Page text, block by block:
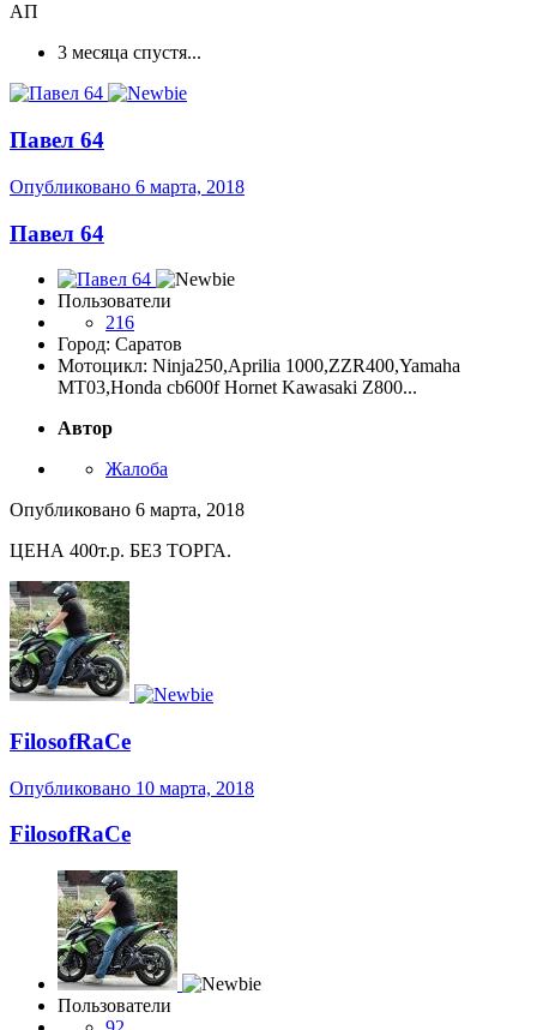
АП
3 месяца спустя...
Павел 64
Опубликовано 6 марта, 2018
Павел 64
Пользователи
216
Город: Саратов
Мотоцикл: Ninja250,Aprilia 1000,ZZR400,Yamaha
MT03,Honda cb600f Hornet Kawasaki Z800...
Автор
Жалоба
Опубликовано 6 марта, 2018
ЦЕНА 400т.р. БЕЗ ТОРГА.
FilosofRaCe
Опубликовано 10 марта, 2018
FilosofRaCe
Пользователи